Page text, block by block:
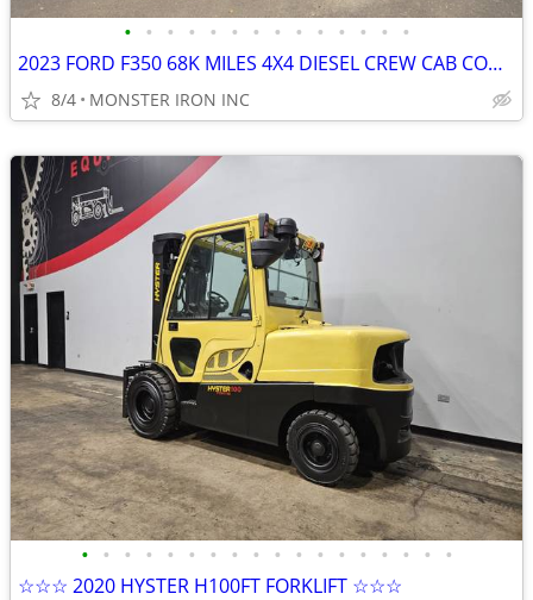
• • • • • • • • • • • • • •
2023 FORD F350 68K MILES 4X4 DIESEL CREW CAB CONTRACTOR BODY
8/4 MONSTER IRON INC
• • • • • • • • • • • • • • • • • •
☆☆☆ 2020 HYSTER H100FT FORKLIFT ☆☆☆